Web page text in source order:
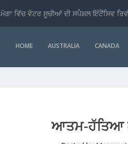
ਮੋਗਾ ਵਿੱਚ ਵੋਟਰ ਸੂਚੀਆਂ ਦੀ ਸਪੈਸ਼ਲ ਇੰਟੈਂਸਿਵ
HOME AUSTRALIA CANADA
ਆਤਮ-ਹੱਤਿਆ